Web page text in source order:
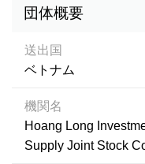
団体概要
送出国
ベトナム
機関名
Hoang Long
Supply Joint Stock